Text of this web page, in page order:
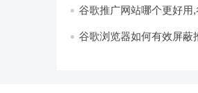
谷歌推广网站哪个更好用
谷歌浏览器如何有效屏蔽